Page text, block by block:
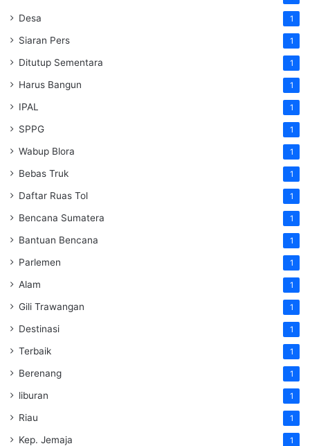
Desa 1
Siaran Pers 1
Ditutup Sementara 1
Harus Bangun 1
IPAL 1
SPPG 1
Wabup Blora 1
Bebas Truk 1
Daftar Ruas Tol 1
Bencana Sumatera 1
Bantuan Bencana 1
Parlemen 1
Alam 1
Gili Trawangan 1
Destinasi 1
Terbaik 1
Berenang 1
liburan 1
Riau 1
Kep. Jemaja 1